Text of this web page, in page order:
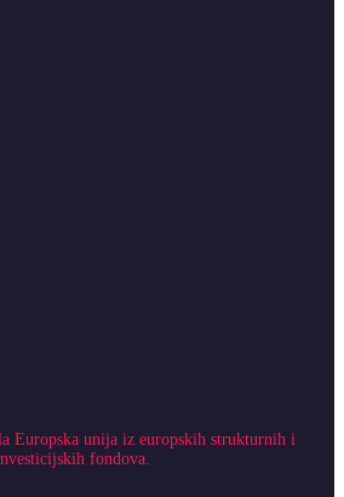
Europska unija iz europskih strukturnih i
fondova.